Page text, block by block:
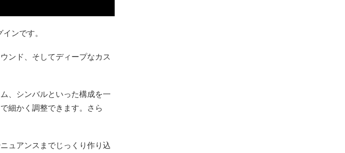
ンです。
ンド、そしてディープなカス
、シンバルといった構成を一
細かく調整できます。さら
ュアンスまでじっくり作り込